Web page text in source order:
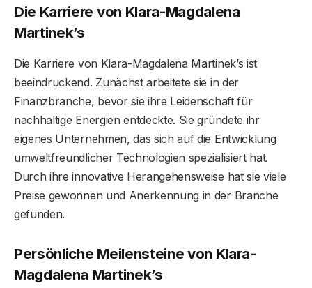
Die Karriere von Klara-Magdalena
Martinek’s
Die Karriere von Klara-Magdalena Martinek’s ist
beeindruckend. Zunächst arbeitete sie in der
Finanzbranche, bevor sie ihre Leidenschaft für
nachhaltige Energien entdeckte. Sie gründete ihr
eigenes Unternehmen, das sich auf die Entwicklung
umweltfreundlicher Technologien spezialisiert hat.
Durch ihre innovative Herangehensweise hat sie viele
Preise gewonnen und Anerkennung in der Branche
gefunden.
Persönliche Meilensteine von Klara-
Magdalena Martinek’s